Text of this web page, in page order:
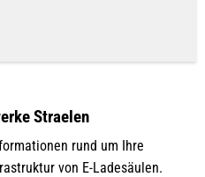
Straelen
rund um Ihre
von E-Ladesäulen.